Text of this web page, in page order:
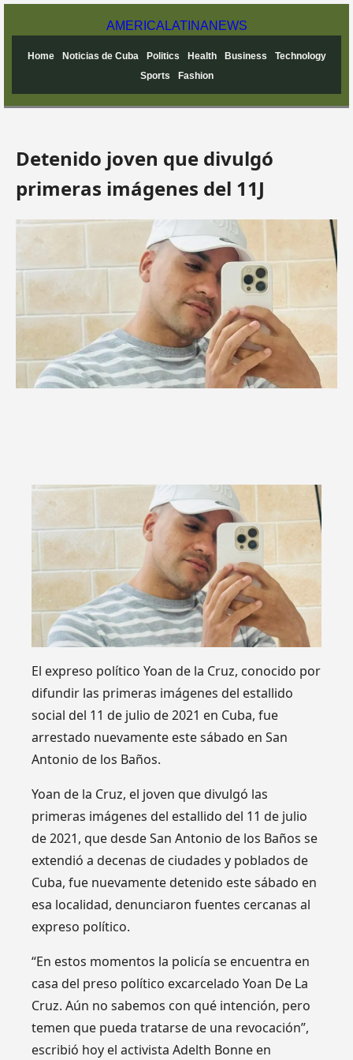
AMERICA LATINANEWS
Home Noticias de Cuba Politics Health Business
Technology
Sports
Fashion
Detenido joven que divulgó
primeras imágenes del 11J
El expreso político Yoan de la Cruz, conocido por
difundir las primeras imágenes del estallido
social del 11 de julio de 2021 en Cuba, fue
arrestado nuevamente este sábado en San
Antonio de los Baños.
Yoan de la Cruz, el joven que divulgó las
primeras imágenes del estallido del 11 de julio
de 2021, que desde San Antonio de los Baños se
extendió a decenas de ciudades y poblados de
Cuba, fue nuevamente detenido este sábado en
esa localidad, denunciaron fuentes cercanas al
expreso político.
“En estos momentos la policía se encuentra en
casa del preso político excarcelado Yoan De La
Cruz. Aún no sabemos con qué intención, pero
temen que pueda tratarse de una revocación”,
escribió hoy el activista Adelth Bonne en